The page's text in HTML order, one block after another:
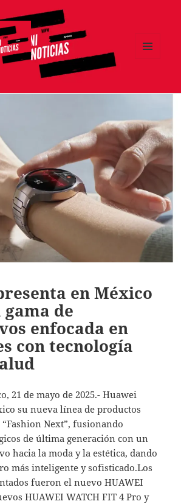
en México
de
enfocada en
con tecnología
21 de mayo de 2025.- Huawei
su nueva línea de productos
Next”, fusionando
de última generación con un
hacia la moda y la estética, dando
más inteligente y sofisticado.Los
fueron el nuevo HUAWEI
HUAWEI WATCH FIT 4 Pro y